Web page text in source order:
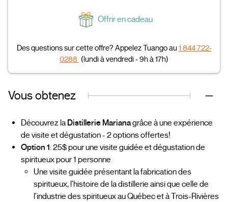
Offrir en cadeau
Des questions sur cette offre? Appelez Tuango au1 844 722-
0288 (lundi à vendredi - 9h à 17h)
Vous obtenez
Découvrez la Distillerie Marianagrâce à une expérience
de visite et dégustation - 2 options offertes!
Option 1: 25$ pour une visite guidée et dégustation de
spiritueux pour 1 personne
Une visite guidée présentant la fabrication des
spiritueux, l'histoire de la distillerie ainsi que celle de
l'industrie des spiritueux au Québec et à Trois-Rivières